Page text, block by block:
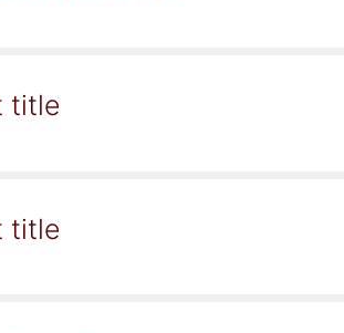
title
title